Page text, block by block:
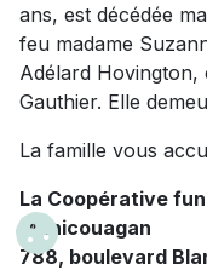
ans, est décédée
feu madame
Adélard Hovington,
Gauthier. Elle
La famille vous
La Coopérative
Manicouagan
788, boulevard